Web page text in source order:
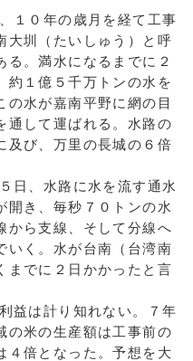
１０年の歳月を経て工事
大圳（たいしゅう）と呼
る。満水になるまでに２
約１億５千万トンの水を
の水が嘉南平野に網の目
通して運ばれる。水路の
及び、万里の長城の６倍
日、水路に水を流す通水
開き、毎秒７０トンの水
から支線、そして分線へ
いく。水が台南（台湾南
までに２日かかったと言
は計り知れない。７年
の米の生産額は工事前の
４倍となった。予想を大